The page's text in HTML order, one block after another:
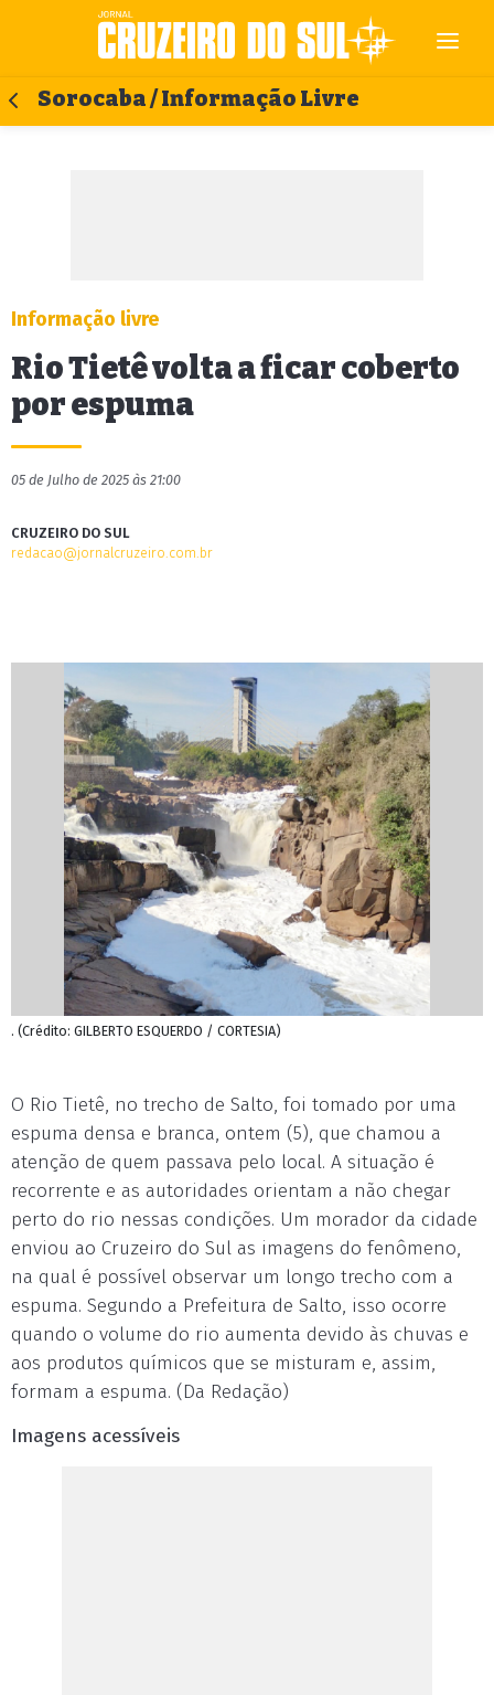
Sorocaba / Informação Livre
Informação livre
Rio Tietê volta a ficar coberto
por espuma
05 de Julho de 2025 às 21:00
CRUZEIRO DO SUL
redacao@jornalcruzeiro.com.br
. (Crédito: GILBERTO ESQUERDO / CORTESIA)
O Rio Tietê, no trecho de Salto, foi tomado por uma
espuma densa e branca, ontem (5), que chamou a
atenção de quem passava pelo local. A situação é
recorrente e as autoridades orientam a não chegar
perto do rio nessas condições. Um morador da cidade
enviou ao Cruzeiro do Sul as imagens do fenômeno,
na qual é possível observar um longo trecho com a
espuma. Segundo a Prefeitura de Salto, isso ocorre
quando o volume do rio aumenta devido às chuvas e
aos produtos químicos que se misturam e, assim,
formam a espuma. (Da Redação)
Imagens acessíveis